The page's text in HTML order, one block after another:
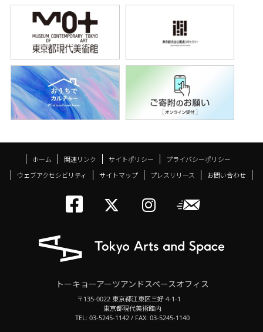
ホーム 関連リンク サイトポリシー
プライバシーポリシー
ウェブアクセシビリティ
サイトマップ プレスリリース お問い合わせ
トーキョーアーツ
メールニ
トーキョーアーツアンドスペースオフィス
〒135-0022 東京都江東区三好 4-1-1
東京都現代美術館内
TEL: 03-5245-1142 / FAX: 03-5245-1140